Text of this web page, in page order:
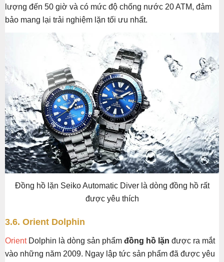
lượng đến 50 giờ và có mức độ chống nước 20 ATM, đảm
bảo mang lại trải nghiệm lặn tối ưu nhất.
Đồng hồ lặn Seiko Automatic Diver là dòng đồng hồ rất
được yêu thích
3.6. Orient Dolphin
OrientDolphin là dòng sản phẩm đồng hồ lặn được ra mắt
vào những năm 2009. Ngay lập tức sản phẩm đã được yêu